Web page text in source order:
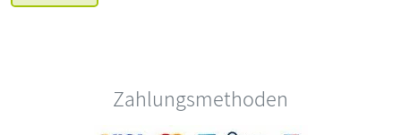
Zahlungsmethoden